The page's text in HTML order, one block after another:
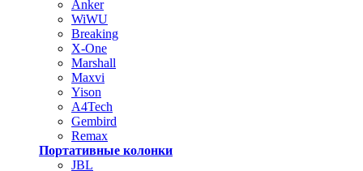
Anker
WiWU
Breaking
X-One
Marshall
Maxvi
Yison
A4Tech
Gembird
Remax
Портативные колонки
JBL